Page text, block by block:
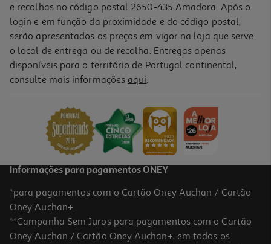
Balança De Casa De Banho Rowenta Br2600v0 Body Up 2.0
24,99 €
e recolhas no código postal 2650-435 Amadora. Após o
login e em função da proximidade e do código postal,
serão apresentados os preços em vigor na loja que serve
o local de entrega ou de recolha. Entregas apenas
disponíveis para o território de Portugal continental,
consulte mais informações aqui.
Informações para pagamentos ONEY
*para pagamentos com o Cartão Oney Auchan / Cartão
Oney Auchan+.
**Campanha Sem Juros para pagamentos com o Cartão
Oney Auchan / Cartão Oney Auchan+, em todos os